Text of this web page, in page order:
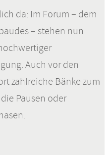
da: Im Forum – dem
– stehen nun
Auch vor den
zahlreiche Bänke zum
Pausen oder